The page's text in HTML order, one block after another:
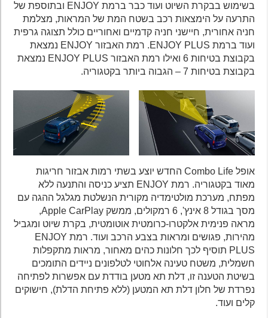
בשימוש בבקרת השיוט ועוד כבר ברמת ENJOY ובתוספת של
התרעה על הימצאות רכב בשטח המת של המראות, מצלמת
חניה אחורית, חיישני חניה קדמיים ואחוריים כולל תצוגה גרפית
ועוד ברמת ENJOY PLUS. רמת האבזור ENJOY נמצאת
בקבוצת בטיחות 6 ואילו רמת האבזור ENJOY PLUS נמצאת
בקבוצת בטיחות 7 – הגבוה ביותר בקטגוריה.
אופל Combo Life החדש יוצע בשתי רמות אבזור חריגות
מאוד בקטגוריה. רמת ENJOY תציע כניסה והתנעה ללא
מפתח, מערכת מולטימדיה מקורית הנשלטת מגלגל ההגה עם
מסך בגודל 8 אינץ', 6 רמקולים, ממשק Apple CarPlay,
מראה פנימית אלקטרו-כרומטית אוטומטית, בקרת שיוט ומגביל
מהירות, פגושים ומראות בצבע הרכב ועוד. רמת ENJOY
PLUS תוסיף לכך חלונות כהים מאחור, מראות מתקפלות
חשמלית, משטח טעינה אלחוטי לטלפונים ניידים התומכים
בשיטת הטענה זו, דלת תא מטען בודדת עם אפשרות לפתיחה
נפרדת של חלון דלת תא המטען (ללא פתיחת הדלת), חישוקים
קלים ועוד.